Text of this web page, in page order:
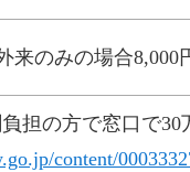
来のみの場合8,000
担の方で窓口で30
content/